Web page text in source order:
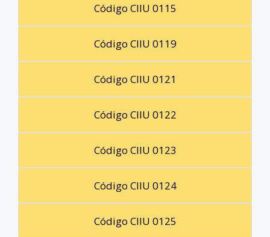
Código CIIU 0115
Código CIIU 0119
Código CIIU 0121
Código CIIU 0122
Código CIIU 0123
Código CIIU 0124
Código CIIU 0125